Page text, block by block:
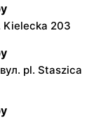
Kielecka 203
pl. Staszica